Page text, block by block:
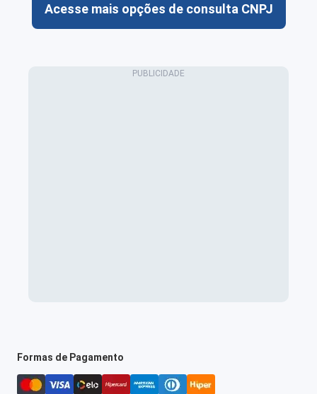
Acesse mais opções de consulta CNPJ
Formas de Pagamento